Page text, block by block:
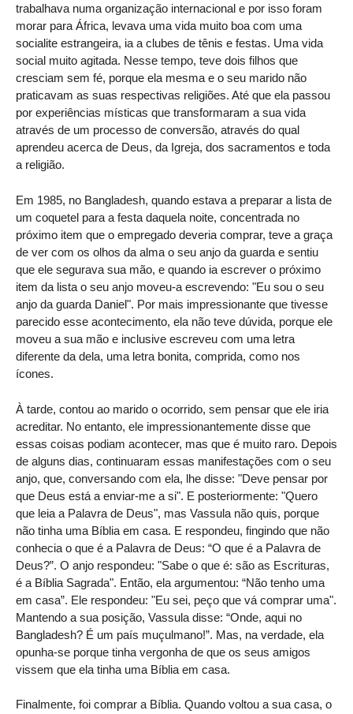
trabalhava numa organização internacional e por isso foram
morar para África, levava uma vida muito boa com uma
socialite estrangeira, ia a clubes de tênis e festas. Uma vida
social muito agitada. Nesse tempo, teve dois filhos que
cresciam sem fé, porque ela mesma e o seu marido não
praticavam as suas respectivas religiões. Até que ela passou
por experiências místicas que transformaram a sua vida
através de um processo de conversão, através do qual
aprendeu acerca de Deus, da Igreja, dos sacramentos e toda
a religião.
Em 1985, no Bangladesh, quando estava a preparar a lista de
um coquetel para a festa daquela noite, concentrada no
próximo item que o empregado deveria comprar, teve a graça
de ver com os olhos da alma o seu anjo da guarda e sentiu
que ele segurava sua mão, e quando ia escrever o próximo
item da lista o seu anjo moveu-a escrevendo: "Eu sou o seu
anjo da guarda Daniel". Por mais impressionante que tivesse
parecido esse acontecimento, ela não teve dúvida, porque ele
moveu a sua mão e inclusive escreveu com uma letra
diferente da dela, uma letra bonita, comprida, como nos
ícones.
À tarde, contou ao marido o ocorrido, sem pensar que ele iria
acreditar. No entanto, ele impressionantemente disse que
essas coisas podiam acontecer, mas que é muito raro. Depois
de alguns dias, continuaram essas manifestações com o seu
anjo, que, conversando com ela, lhe disse: "Deve pensar por
que Deus está a enviar-me a si". E posteriormente: "Quero
que leia a Palavra de Deus", mas Vassula não quis, porque
não tinha uma Bíblia em casa. E respondeu, fingindo que não
conhecia o que é a Palavra de Deus: “O que é a Palavra de
Deus?”. O anjo respondeu: "Sabe o que é: são as Escrituras,
é a Bíblia Sagrada". Então, ela argumentou: “Não tenho uma
em casa”. Ele respondeu: "Eu sei, peço que vá comprar uma".
Mantendo a sua posição, Vassula disse: “Onde, aqui no
Bangladesh? É um país muçulmano!”. Mas, na verdade, ela
opunha-se porque tinha vergonha de que os seus amigos
vissem que ela tinha uma Bíblia em casa.
Finalmente, foi comprar a Bíblia. Quando voltou a sua casa, o